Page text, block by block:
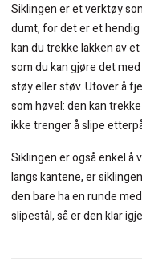
Siklingen er et verktøy
dumt, for det er et
kan du trekke lakken av
som du kan gjøre det
støy eller støv. Utover å
som høvel: den kan
ikke trenger å slipe
Siklingen er også enkel å
langs kantene, er
den bare ha en runde
slipestål, så er den klar